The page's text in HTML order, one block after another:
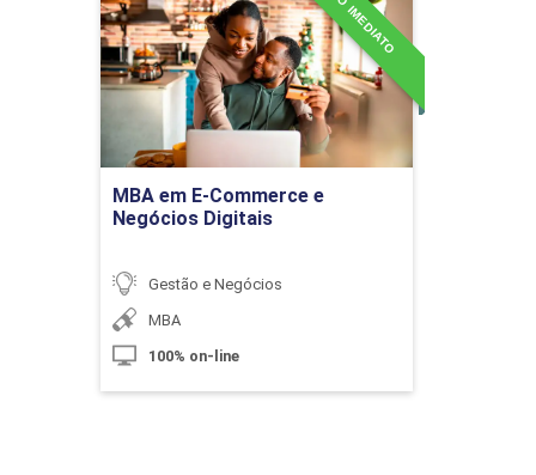
Gestão de Pessoas e Organização
10h
Planejamento Estratégico
MBA em E-Commerce e
Negócios Digitais
Gestão e Negócios
MBA
100% on-line
Negócios Digitais
Detalhes do curso
Ir para Inscrição